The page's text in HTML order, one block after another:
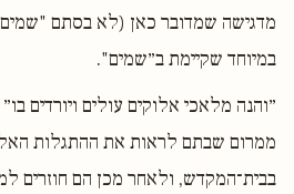
מדגישה שמדובר כאן (לא בסתם
במיוחד שקיימת ב״שמים".
״והנה מלאכי אלוקים עולים ויורדים
ממרום שבתם לראות את ההתגלות
בבית־המקדש, ולאחר מכן הם חוזרים